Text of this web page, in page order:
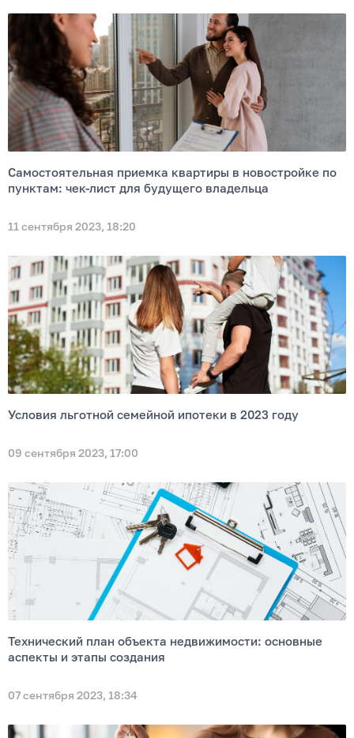
Самостоятельная приемка квартиры в новостройке по
пунктам: чек-лист для будущего владельца
11 сентября 2023, 18:20
Условия льготной семейной ипотеки в 2023 году
09 сентября 2023, 17:00
Технический план объекта недвижимости: основные
аспекты и этапы создания
07 сентября 2023, 18:34